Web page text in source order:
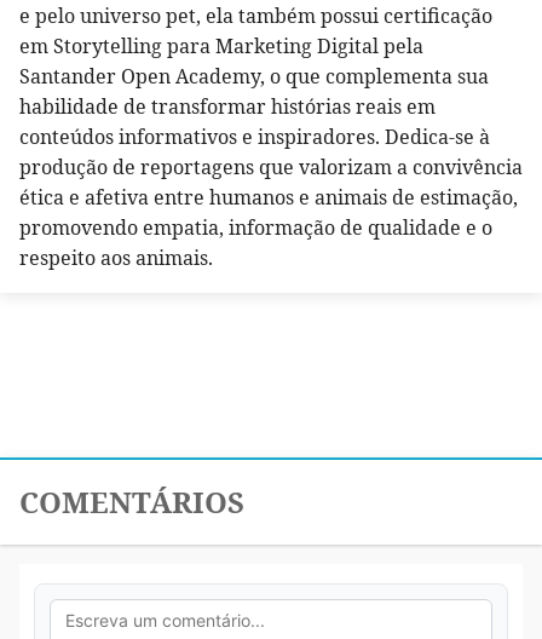
e pelo universo pet, ela também possui certificação
em Storytelling para Marketing Digital pela
Santander Open Academy, o que complementa sua
habilidade de transformar histórias reais em
conteúdos informativos e inspiradores. Dedica-se à
produção de reportagens que valorizam a convivência
ética e afetiva entre humanos e animais de estimação,
promovendo empatia, informação de qualidade e o
respeito aos animais.
COMENTÁRIOS